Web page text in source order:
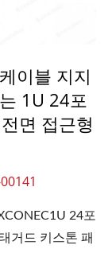
이블 지지
1U 24포
면 접근형
24포
거드 키스톤 패